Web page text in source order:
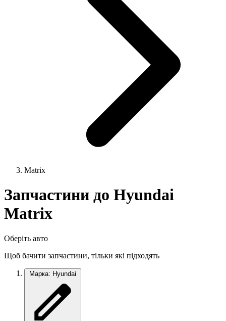
Matrix
Запчастини до Hyundai
Matrix
Оберіть авто
Щоб бачити запчастини, тільки які підходять
Марка: Hyundai